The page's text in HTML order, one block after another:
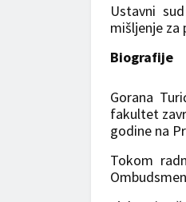
Ustavni
mišljenje za
Biografije
Gorana
fakultet
godine na
Tokom